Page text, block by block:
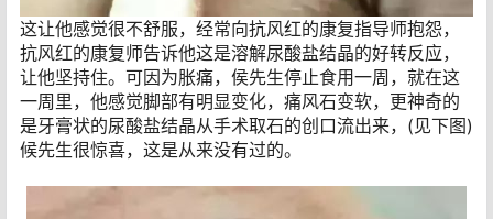
这让他感觉很不舒服，经常向抗风红的康复指导师抱怨，
抗风红的康复师告诉他这是溶解尿酸盐结晶的好转反应，
让他坚持住。可因为胀痛，侯先生停止食用一周，就在这
一周里，他感觉脚部有明显变化，痛风石变软，更神奇的
是牙膏状的尿酸盐结晶从手术取石的创口流出来，(见下图)
候先生很惊喜，这是从来没有过的。